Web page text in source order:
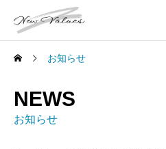
お知らせ
NEWS
お知らせ